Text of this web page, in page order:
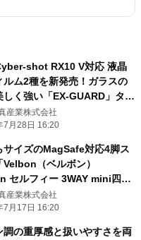
shot RX10 V対応 液晶
ルム2種を新発売！ガラスの
しく強い「EX-GUARD」タイ
高クラスの透明度を誇る
プ
産業株式会社
7月28日 16:20
サイズのMagSafe対応4脚ス
Velbon（ベルボン）
セルフィー 3WAY mini四
発売！
産業株式会社
7月17日 16:20
調の重厚感と扱いやすさを両